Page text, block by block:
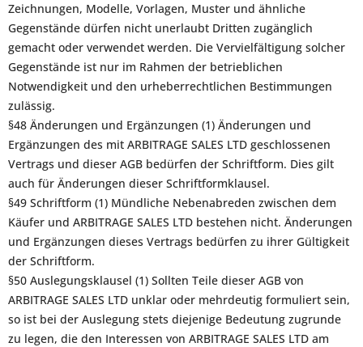
Zeichnungen, Modelle, Vorlagen, Muster und ähnliche
Gegenstände dürfen nicht unerlaubt Dritten zugänglich
gemacht oder verwendet werden. Die Vervielfältigung solcher
Gegenstände ist nur im Rahmen der betrieblichen
Notwendigkeit und den urheberrechtlichen Bestimmungen
zulässig.
§48 Änderungen und Ergänzungen (1) Änderungen und
Ergänzungen des mit ARBITRAGE SALES LTD geschlossenen
Vertrags und dieser AGB bedürfen der Schriftform. Dies gilt
auch für Änderungen dieser Schriftformklausel.
§49 Schriftform (1) Mündliche Nebenabreden zwischen dem
Käufer und ARBITRAGE SALES LTD bestehen nicht. Änderungen
und Ergänzungen dieses Vertrags bedürfen zu ihrer Gültigkeit
der Schriftform.
§50 Auslegungsklausel (1) Sollten Teile dieser AGB von
ARBITRAGE SALES LTD unklar oder mehrdeutig formuliert sein,
so ist bei der Auslegung stets diejenige Bedeutung zugrunde
zu legen, die den Interessen von ARBITRAGE SALES LTD am